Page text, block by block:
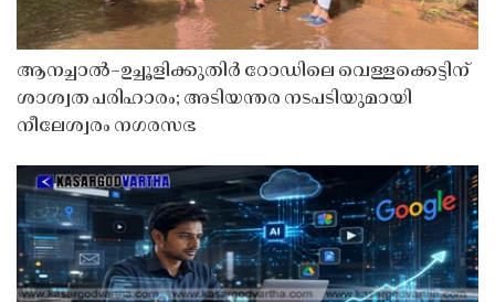
ആനച്ചാൽ–ഉച്ചൂളിക്കുതിർ റോഡിലെ വെള്ളക്കെട്ടിന്
ശാശ്വത പരിഹാരം; അടിയന്തര നടപടിയുമായി
നീലേശ്വരം നഗരസഭ